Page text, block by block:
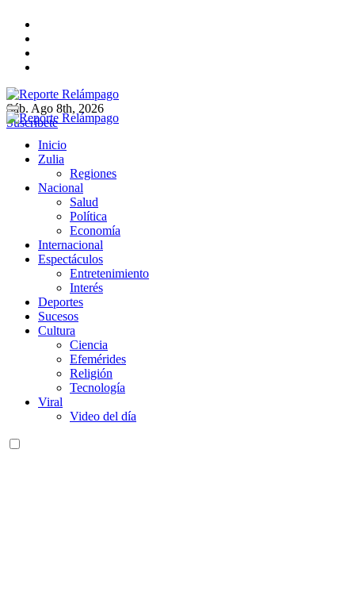
contenido
Reporte Relámpago
Claridad y rigor en cada noticia
Sáb. Ago 8th, 2026
Suscríbete
Reporte Relámpago
Claridad y rigor en cada noticia
Inicio
Zulia
Regiones
Nacional
Salud
Política
Economía
Internacional
Espectáculos
Entretenimiento
Interés
Deportes
Sucesos
Cultura
Ciencia
Efemérides
Religión
Tecnología
Viral
Video del día